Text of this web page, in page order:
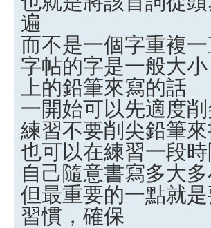
遍
而不是一個字重複
字帖的字是一般大
上的鉛筆來寫的話
一開始可以先適度
練習不要削尖鉛筆
也可以在練習一段
自己隨意書寫多大
但最重要的一點就
習慣，確保